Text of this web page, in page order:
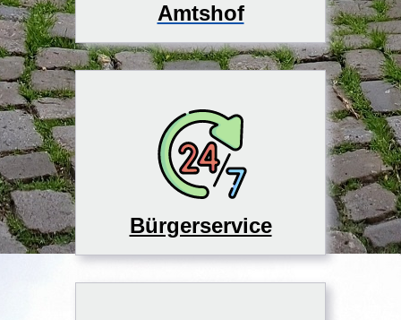
Amtshof
Bürgerservice